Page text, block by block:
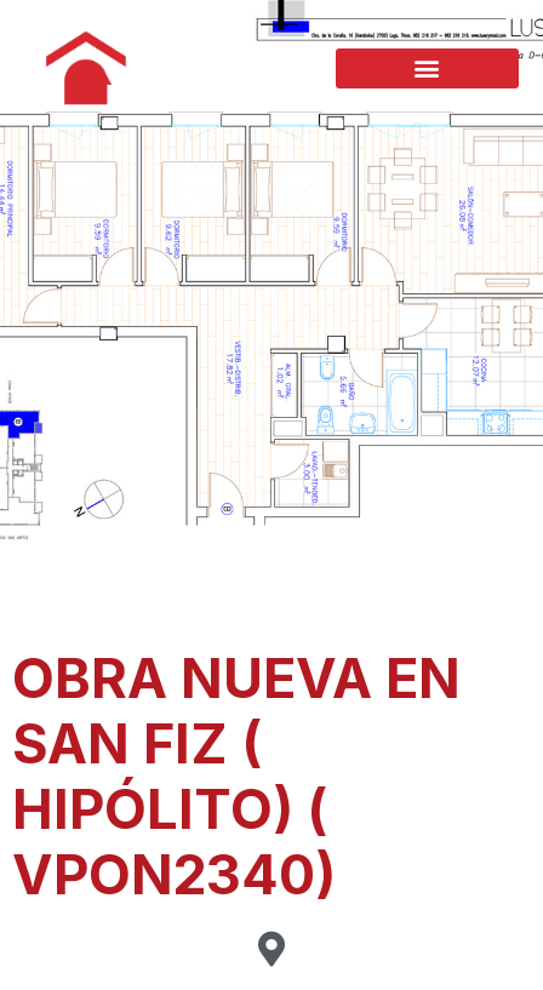
OBRA NUEVA EN
SAN FIZ (
HIPÓLITO) (
VPON2340)